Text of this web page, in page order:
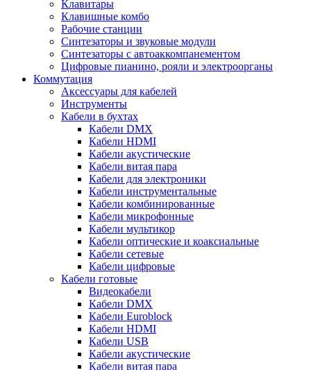
Клавитары
Клавишные комбо
Рабочие станции
Синтезаторы и звуковые модули
Синтезаторы с автоаккомпанементом
Цифровые пианино, рояли и электроорганы
Коммутация
Аксессуары для кабелей
Инструменты
Кабели в бухтах
Кабели DMX
Кабели HDMI
Кабели акустические
Кабели витая пара
Кабели для электроники
Кабели инструментальные
Кабели комбинированные
Кабели микрофонные
Кабели мультикор
Кабели оптические и коаксиальные
Кабели сетевые
Кабели цифровые
Кабели готовые
Видеокабели
Кабели DMX
Кабели Euroblock
Кабели HDMI
Кабели USB
Кабели акустические
Кабели витая пара